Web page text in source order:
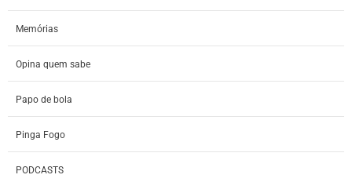
Memórias
Opina quem sabe
Papo de bola
Pinga Fogo
PODCASTS